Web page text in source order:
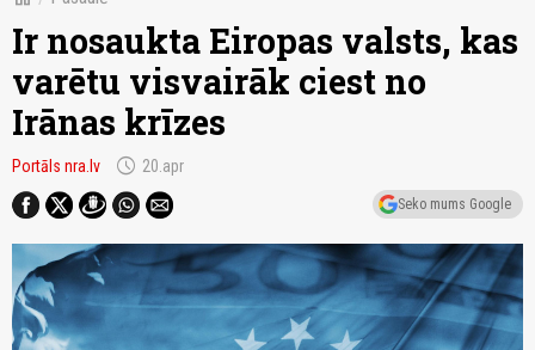
Ir nosaukta Eiropas valsts, kas
varētu visvairāk ciest no
Irānas krīzes
Portāls nra.lv schedule 20.apr
Seko mums Google